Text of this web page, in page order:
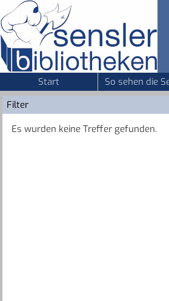
Start So sehen die
Filter
Es wurden keine Treffer gefunden.